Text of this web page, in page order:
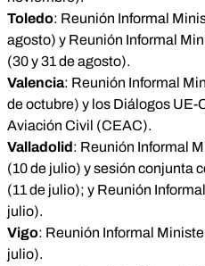
Toledo: Reunión Informal
agosto) y Reunión Informal
(30 y 31 de agosto).
Valencia: Reunión Informal
de octubre) y los Diálogos UE-
Aviación Civil (CEAC).
Valladolid: Reunión Informal
(10 de julio) y sesión conjunta
(11 de julio); y Reunión
julio).
Vigo: Reunión Informal
julio).